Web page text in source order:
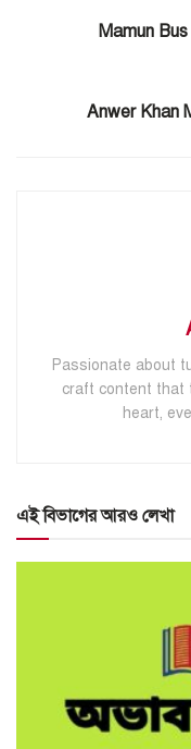
Mamun
Anwer Khan
Passionate about
craft content that
heart,
এই বিভাগের আরও লেখা